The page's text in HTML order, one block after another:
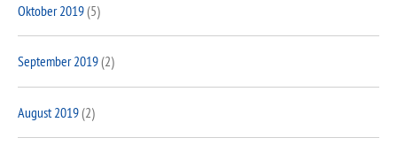
Oktober 2019(5)
September 2019(2)
August 2019(2)